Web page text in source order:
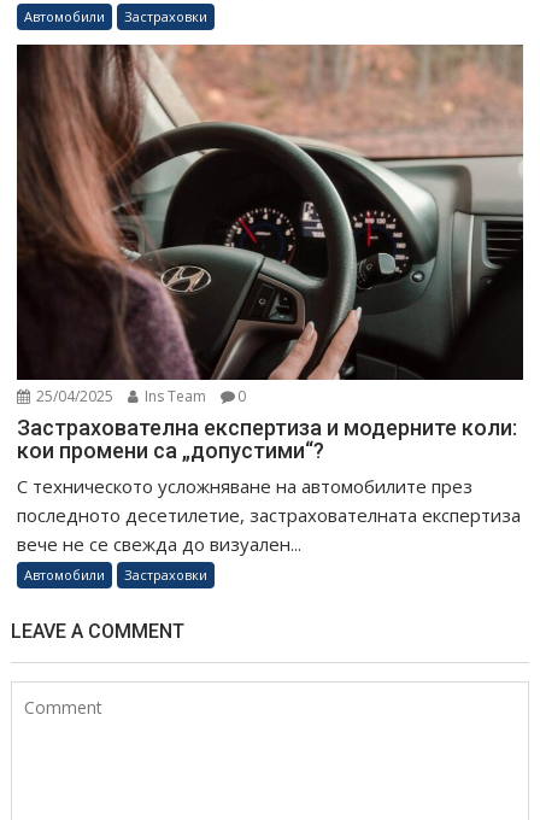
Автомобили Застраховки
25/04/2025 Ins Team 0
Застрахователна експертиза и модерните коли:
кои промени са „допустими“?
С техническото усложняване на автомобилите през
последното десетилетие, застрахователната експертиза
вече не се свежда до визуален...
Автомобили Застраховки
LEAVE A COMMENT